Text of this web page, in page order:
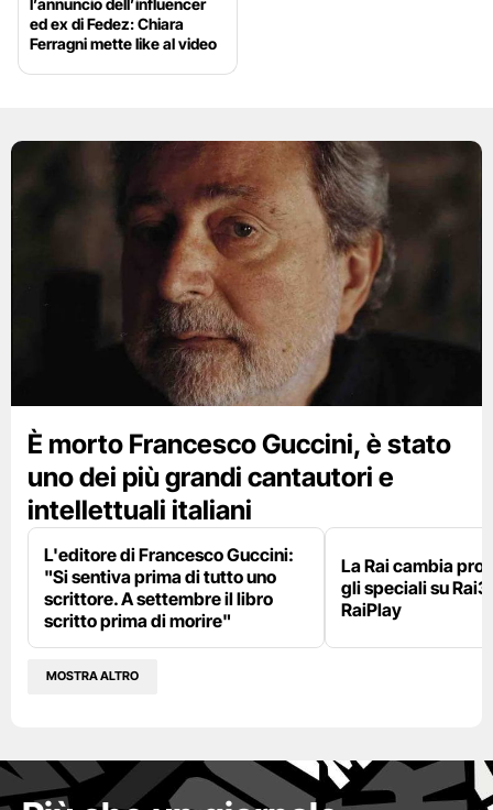
ed ex di Fedez: Chiara
Ferragni mette like al video
È morto Francesco Guccini, è stato
uno dei più grandi cantautori e
intellettuali italiani
L'editore di Francesco Guccini:
"Si sentiva prima di tutto uno
scrittore. A settembre il libro
scritto prima di morire"
La Rai cambia
gli speciali su
RaiPlay
MOSTRA ALTRO